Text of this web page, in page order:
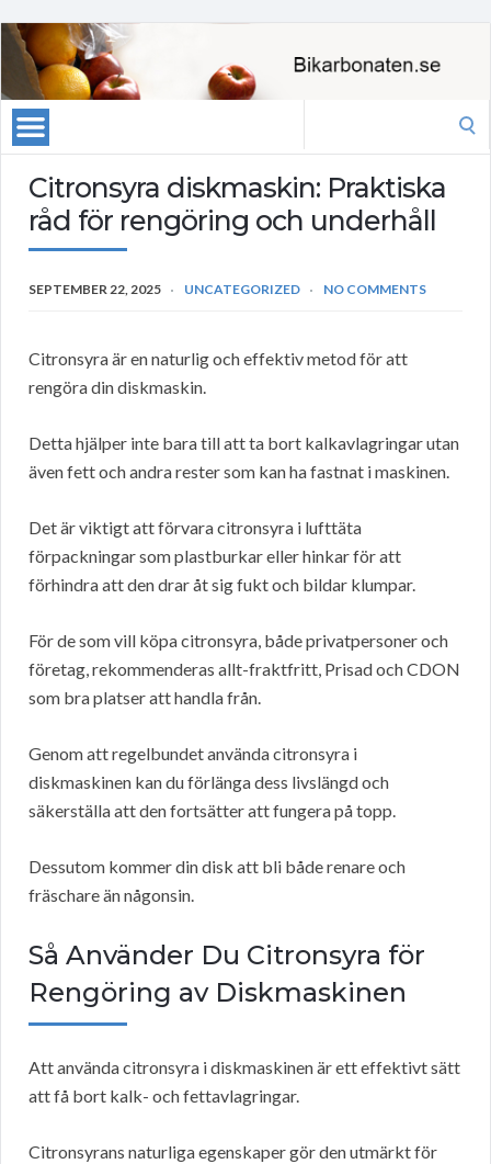
Citronsyra diskmaskin: Praktiska
råd för rengöring och underhåll
SEPTEMBER 22, 2025 UNCATEGORIZED NO COMMENTS
Citronsyra är en naturlig och effektiv metod för att
rengöra din diskmaskin.
Detta hjälper inte bara till att ta bort kalkavlagringar utan
även fett och andra rester som kan ha fastnat i maskinen.
Det är viktigt att förvara citronsyra i lufttäta
förpackningar som plastburkar eller hinkar för att
förhindra att den drar åt sig fukt och bildar klumpar.
För de som vill köpa citronsyra, både privatpersoner och
företag, rekommenderas allt-fraktfritt, Prisad och CDON
som bra platser att handla från.
Genom att regelbundet använda citronsyra i
diskmaskinen kan du förlänga dess livslängd och
säkerställa att den fortsätter att fungera på topp.
Dessutom kommer din disk att bli både renare och
fräschare än någonsin.
Så Använder Du Citronsyra för
Rengöring av Diskmaskinen
Att använda citronsyra i diskmaskinen är ett effektivt sätt
att få bort kalk- och fettavlagringar.
Citronsyrans naturliga egenskaper gör den utmärkt för